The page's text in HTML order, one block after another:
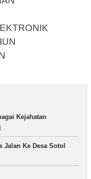
Kejahatan
Jalan Ke Desa Sotol